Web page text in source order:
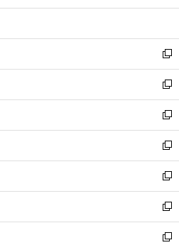
開
ウ
開
く
ン
ウ
で
開
く
ウ
ン
ド
ウ
で
開
く
新
し
い
ウ
ィ
ン
ド
ウ
で
開
く
新
し
い
ウ
ィ
ン
ド
ウ
で
開
く
新
し
い
ウ
ィ
ン
ド
ウ
で
新
し
い
ウ
ィ
ン
ド
新
し
い
ウ
ィ
新
し
い
新